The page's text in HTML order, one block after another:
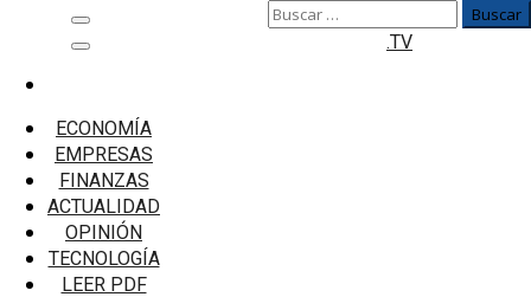
Menú
principal
ECONOMÍA
EMPRESAS
FINANZAS
ACTUALIDAD
OPINIÓN
TECNOLOGÍA
LEER PDF
Buscar:
.TV
América Latina y el Caribe
Visa y Pomelo se unen para acelerar la adopción de los
pagos digitales en América Latina y el Caribe